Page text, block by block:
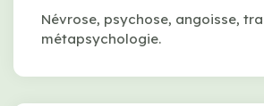
Névrose, psychose, angoisse,
métapsychologie.